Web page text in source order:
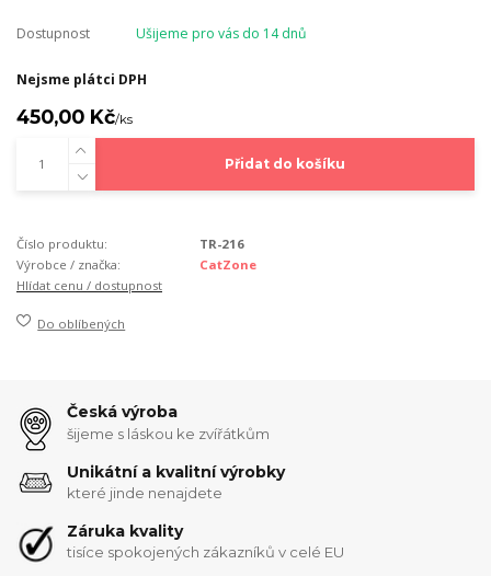
Dostupnost Ušijeme pro vás do 14 dnů
Nejsme plátci DPH
450,00 Kč/ks
Přidat do košíku
Číslo produktu:
TR-216
Výrobce / značka:
CatZone
Hlídat cenu / dostupnost
Do oblíbených
Česká výroba
šijeme s láskou ke zvířátkům
Unikátní a kvalitní výrobky
které jinde nenajdete
Záruka kvality
tisíce spokojených zákazníků v celé EU